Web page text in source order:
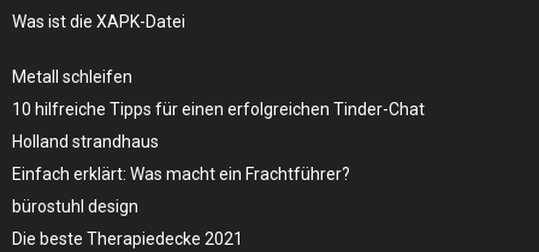
Was ist die XAPK-Datei
Metall schleifen
10 hilfreiche Tipps für einen erfolgreichen Tinder-Chat
Holland strandhaus
Einfach erklärt: Was macht ein Frachtführer?
bürostuhl design
Die beste Therapiedecke 2021